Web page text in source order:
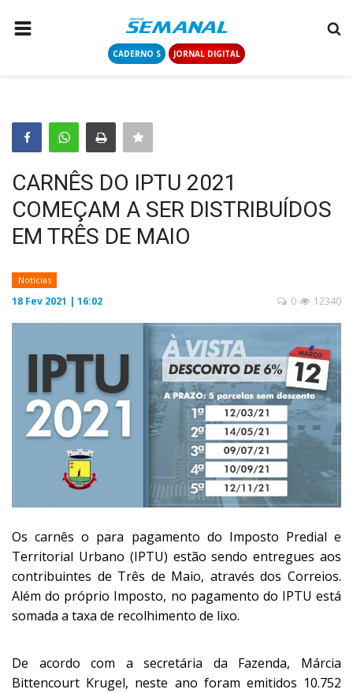
CADERNO S JORNAL DIGITAL
COLUNISTAS
CONTATO
LOGIN
CADASTRAR
CARNÊS DO IPTU 2021
COMEÇAM A SER DISTRIBUÍDOS
EM TRÊS DE MAIO
Notícias
18 Fev 2021 | 16:02 12340
0
Os carnês o para pagamento do Imposto Predial e
Territorial Urbano (IPTU) estão sendo entregues aos
contribuintes de Três de Maio, através dos Correios.
Além do próprio Imposto, no pagamento do IPTU está
somada a taxa de recolhimento de lixo.
De acordo com a secretária da Fazenda, Márcia
Bittencourt Krugel, neste ano foram emitidos 10.752